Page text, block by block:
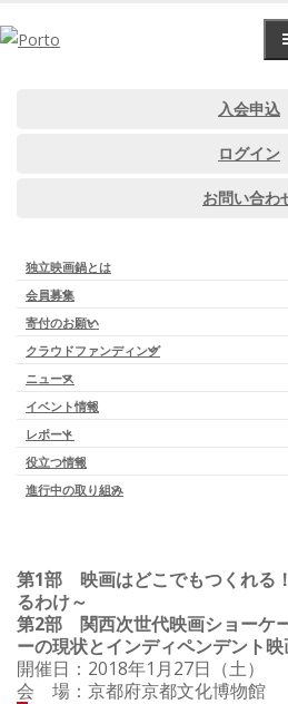
入会申込
ログイン
お問い合わ
独立映画鍋とは
会員募集
寄付のお願い
クラウドファンディング
ニュース
イベント情報
レポート
役立つ情報
進行中の取り組み
第2部『関
第2部『関西次世代映
地域から次世代映画を
視点、上映者の視点
第1部 映画はどこでもつくれる
るわけ～
第2部 関西次世代映画ショーケ
ーの現状とインディペンデント
開催日：2018年1月27日（土）
会 場：京都府京都文化博物館